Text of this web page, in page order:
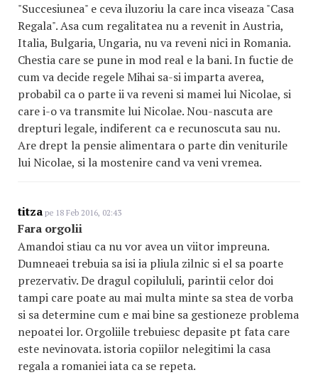
"Succesiunea" e ceva iluzoriu la care inca viseaza "Casa
Regala". Asa cum regalitatea nu a revenit in Austria,
Italia, Bulgaria, Ungaria, nu va reveni nici in Romania.
Chestia care se pune in mod real e la bani. In fuctie de
cum va decide regele Mihai sa-si imparta averea,
probabil ca o parte ii va reveni si mamei lui Nicolae, si
care i-o va transmite lui Nicolae. Nou-nascuta are
drepturi legale, indiferent ca e recunoscuta sau nu.
Are drept la pensie alimentara o parte din veniturile
lui Nicolae, si la mostenire cand va veni vremea.
titza pe 18 Feb 2016, 02:43
Fara orgolii
Amandoi stiau ca nu vor avea un viitor impreuna.
Dumneaei trebuia sa isi ia pliula zilnic si el sa poarte
prezervativ. De dragul copilululi, parintii celor doi
tampi care poate au mai multa minte sa stea de vorba
si sa determine cum e mai bine sa gestioneze problema
nepoatei lor. Orgoliile trebuiesc depasite pt fata care
este nevinovata. istoria copiilor nelegitimi la casa
regala a romaniei iata ca se repeta.